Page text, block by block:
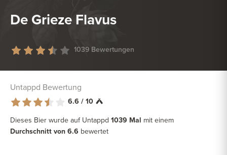
De Grieze Flavus
1039 Bewertungen
Untappd Bewertung
6.6 / 10
Dieses Bier wurde auf Untappd 1039 Mal mit einem
Durchschnitt von 6.6 bewertet